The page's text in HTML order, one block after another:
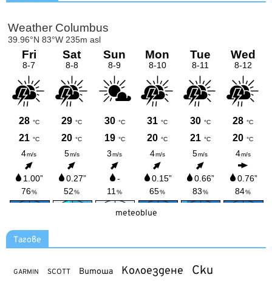
meteoblue
Тагове
GARMIN SCOTT Витоша Колоездене Ски